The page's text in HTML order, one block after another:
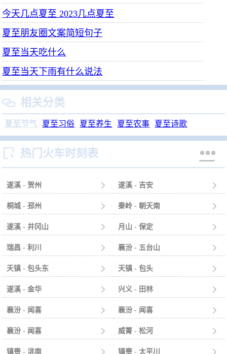
今天几点夏至 2023几点夏至
夏至朋友圈文案简短句子
夏至当天吃什么
夏至当天下雨有什么说法
 相关分类
夏至节气 夏至习俗 夏至养生 夏至农事 夏至诗歌
 热门火车时刻表 
遂溪 - 贺州  遂溪 - 吉安 
桐城 - 邳州  秦岭 - 朝天南 
遂溪 - 井冈山  月山 - 保定 
瑞昌 - 利川  襄汾 - 五台山 
天镇 - 包头东  天镇 - 包头 
遂溪 - 金华  兴义 - 田林 
襄汾 - 闻喜  襄汾 - 闻喜 
襄汾 - 闻喜  威箐 - 松河 
镇赉 - 洮南  镇赉 - 太平川 